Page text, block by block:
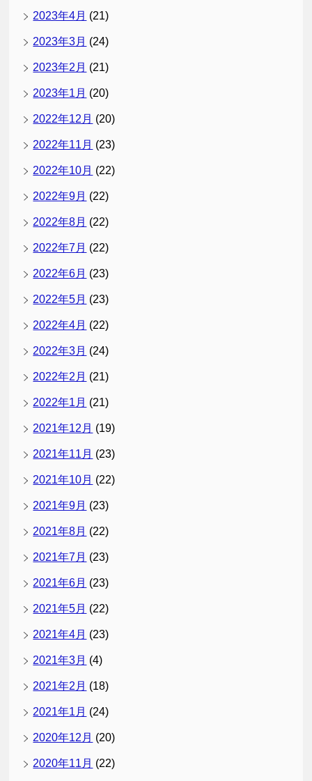
2023年4月 (21)
2023年3月 (24)
2023年2月 (21)
2023年1月 (20)
2022年12月 (20)
2022年11月 (23)
2022年10月 (22)
2022年9月 (22)
2022年8月 (22)
2022年7月 (22)
2022年6月 (23)
2022年5月 (23)
2022年4月 (22)
2022年3月 (24)
2022年2月 (21)
2022年1月 (21)
2021年12月 (19)
2021年11月 (23)
2021年10月 (22)
2021年9月 (23)
2021年8月 (22)
2021年7月 (23)
2021年6月 (23)
2021年5月 (22)
2021年4月 (23)
2021年3月 (4)
2021年2月 (18)
2021年1月 (24)
2020年12月 (20)
2020年11月 (22)